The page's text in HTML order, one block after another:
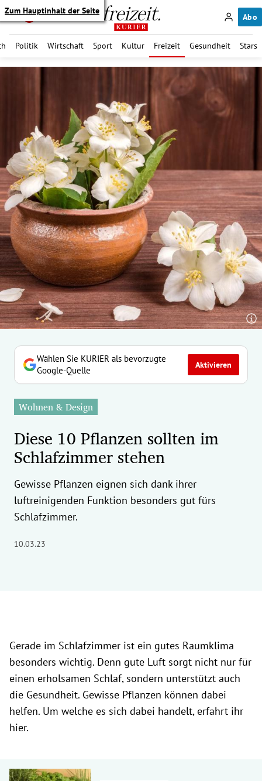
Zum Hauptinhalt der Seite
Abo
Politik Wirtschaft Sport Kultur Freizeit Gesundheit Stars
Untermenü
Untermenü
Untermenü
Untermenü
Untermenü
Untermenü
Untermenü
Untermenü
Untermenü
Wählen Sie KURIER als bevorzugte
Google-Quelle
Aktivieren
Wohnen & Design
Diese 10 Pflanzen sollten im
Schlafzimmer stehen
Gewisse Pflanzen eignen sich dank ihrer
luftreinigenden Funktion besonders gut fürs
Schlafzimmer.
10.03.23
Gerade im Schlafzimmer ist ein gutes Raumklima
besonders wichtig. Denn gute Luft sorgt nicht nur für
einen erholsamen Schlaf, sondern unterstützt auch
die Gesundheit. Gewisse Pflanzen können dabei
helfen. Um welche es sich dabei handelt, erfahrt ihr
hier.